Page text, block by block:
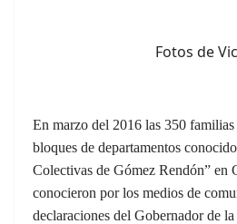
Fotos de
En marzo del 2016 las 350
bloques de departamentos
Colectivas de Gómez Rendón” en
conocieron por los medios de
declaraciones del Gobernador de